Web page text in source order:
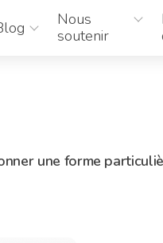
Nous
soutenir
une forme